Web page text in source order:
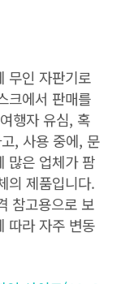
무인 자판기로
크에서 판매를
행자 유심, 혹
, 사용 중에, 문
많은 업체가 팜
의 제품입니다.
참고용으로 보
따라 자주 변동